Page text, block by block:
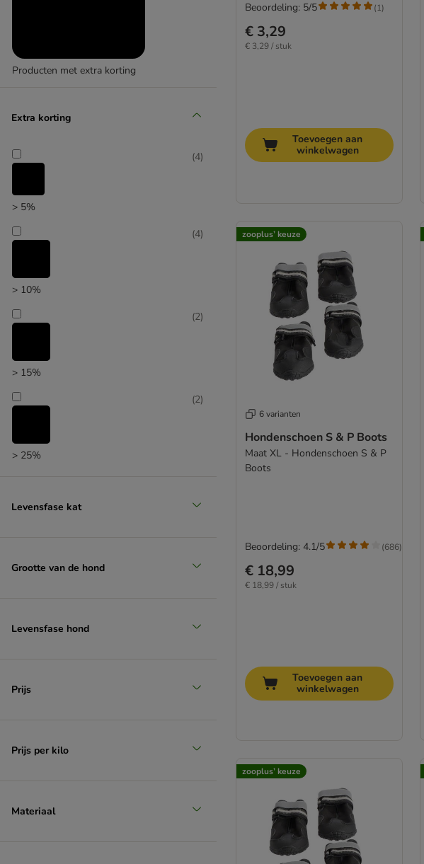
Producten met extra korting
Extra korting
> 5%
(4)
> 10%
(4)
> 15%
(2)
> 25%
(2)
(1)
Levensfase kat
Grootte van de hond
Levensfase hond
Prijs
Prijs per kilo
Materiaal
€ 3,29
€ 3,29 / stuk
Beoordeling: 5/5 (1)
Toevoegen aan
winkelwagen
zooplus’ keuze
6 varianten
Hondenschoen S & P Boots
Maat XL - Hondenschoen S & P
Boots
€ 18,99
€ 18,99 / stuk
Beoordeling: 4.1/5 (686)
Toevoegen aan
winkelwagen
zooplus’ keuze